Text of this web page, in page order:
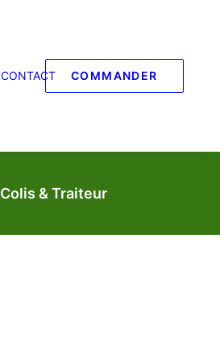
COMMANDER
CONTACT
Colis & Traiteur